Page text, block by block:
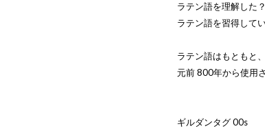
ラテン語を理解した？
ラテン語を習得して
ラテン語はもともと
元前 800年から使用
ギルダンタグ 00s